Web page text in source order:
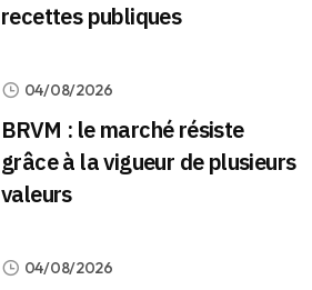
recettes publiques
04/08/2026
BRVM : le marché résiste
grâce à la vigueur de plusieurs
valeurs
04/08/2026